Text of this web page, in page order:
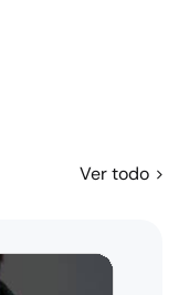
Ver todo